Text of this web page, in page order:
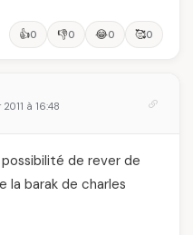
👍0 👎0 😂0 🥰0
2011 à 16:48
de rever de
la barak de charles